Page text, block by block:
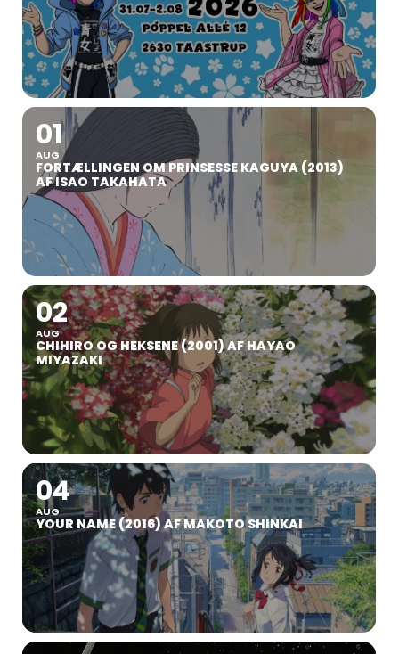
01
AUG
FORTÆLLINGEN OM PRINSESSE KAGUYA (2013)
AF ISAO TAKAHATA
02
AUG
CHIHIRO OG HEKSENE (2001) AF HAYAO
MIYAZAKI
04
AUG
YOUR NAME (2016) AF MAKOTO SHINKAI